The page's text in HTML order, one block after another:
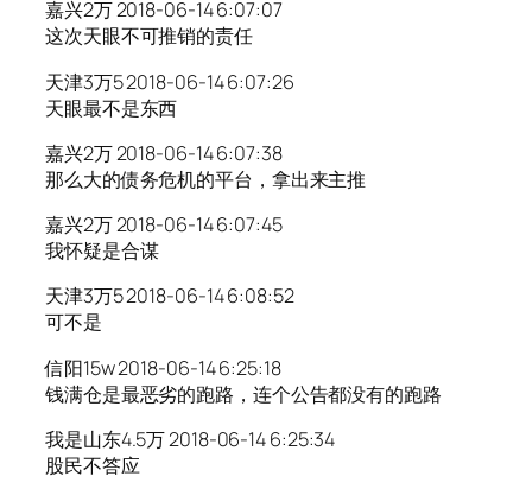
嘉兴2万 2018-06-14 6:07:07
这次天眼不可推销的责任
天津3万5 2018-06-14 6:07:26
天眼最不是东西
嘉兴2万 2018-06-14 6:07:38
那么大的债务危机的平台，拿出来主推
嘉兴2万 2018-06-14 6:07:45
我怀疑是合谋
天津3万5 2018-06-14 6:08:52
可不是
信阳15w 2018-06-14 6:25:18
钱满仓是最恶劣的跑路，连个公告都没有的跑路
我是山东4.5万 2018-06-14 6:25:34
股民不答应